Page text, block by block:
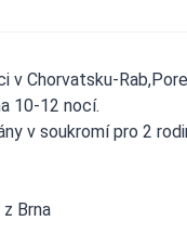
v Chorvatsku-
10-12 nocí.
v soukromí pro 2
Brna